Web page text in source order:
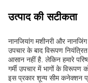
उत्पाद की सटीकता
नानजियांग मशीनरी और
उपचार के बाद विरूपण
आसान नहीं है. लेकिन हमारे
गर्मी उपचार में भागों के
इस प्रकार शून्य सीम कनेक्शन